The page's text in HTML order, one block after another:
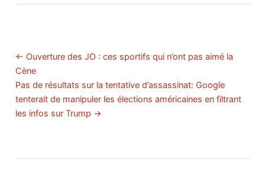
← Ouverture des JO : ces sportifs qui n’ont pas aimé la
Cène
Pas de résultats sur la tentative d’assassinat: Google
tenterait de manipuler les élections américaines en filtrant
les infos sur Trump →